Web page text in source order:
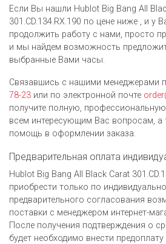
Если Вы нашли Hublot Big Bang All
301.CD.134.RX.190 по цене ниже , и у
продолжить работу с нами, просто
и мы найдем возможность
выбранные Вами часы.
Связавшись с нашими менеджерами
78-23 или по электронной почте
получите полную,
всем интересующим Вас вопросам, а
помощь в оформлении заказа.
Предварительная оплата
Hublot Big Bang All Black Carat
приобрести только по
предварительного согласования
поставки с менеджером интернет-
После получения подтверждения о
будет необходимо внести